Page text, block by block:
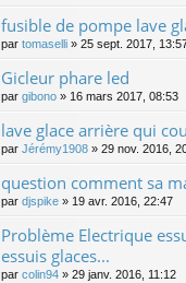
fusible de pompe lave
par tomaselli » 25 sept. 2017,
Gicleur phare led
par gibono » 16 mars 2017, 08:53
lave glace arrière qui
par Jérémy1908 » 29 nov. 2016,
question comment sa
par djspike » 19 avr. 2016, 22:47
Problème Electrique
essuis glaces...
par colin94 » 29 janv. 2016, 11:12